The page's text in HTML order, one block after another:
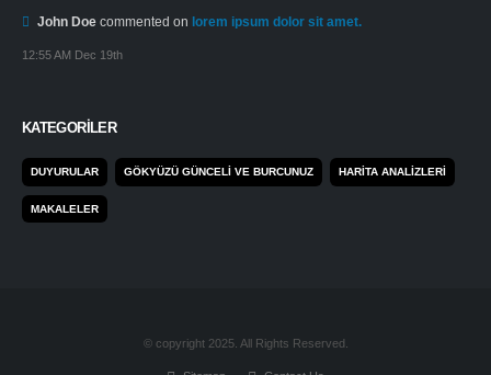
John Doe commented on lorem ipsum dolor sit amet.
12:55 AM Dec 19th
KATEGORILER
DUYURULAR GÖKYÜZÜ GÜNCELI VE BURCUNUZ HARITA ANALIZLERI
MAKALELER
© copyright 2025. All Rights Reserved.